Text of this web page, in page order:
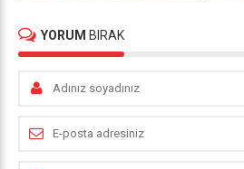
YORUM BIRAK